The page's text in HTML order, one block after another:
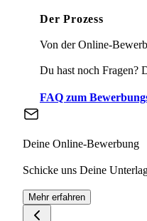
Der Prozess
Von der Online-
Du hast noch Fragen?
FAQ zum
Deine Online-Bewerbung
Schicke uns Deine
Mehr erfahren